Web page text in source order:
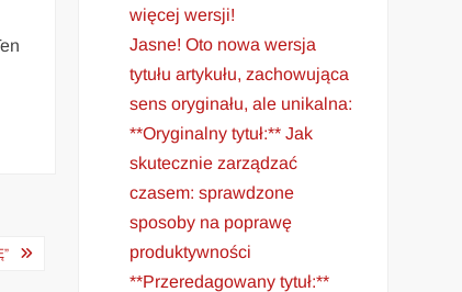
więcej wersji!
Jasne! Oto nowa wersja
tytułu artykułu, zachowująca
sens oryginału, ale unikalna:
**Oryginalny tytuł:** Jak
skutecznie zarządzać
czasem: sprawdzone
sposoby na poprawę
produktywności
**Przeredagowany tytuł:**